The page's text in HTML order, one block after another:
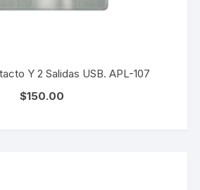
Y 2 Salidas USB. APL-107
$150.00